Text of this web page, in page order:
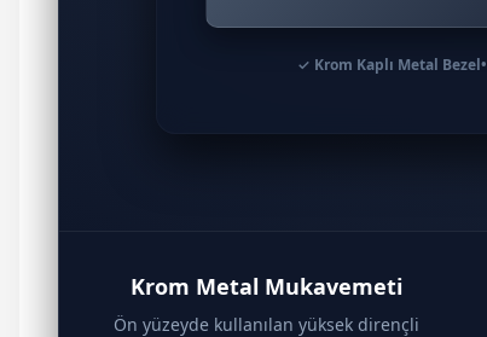
✓ Krom Kaplı Metal Bezel•
Krom Metal Mukavemeti
Ön yüzeyde kullanılan yüksek dirençli